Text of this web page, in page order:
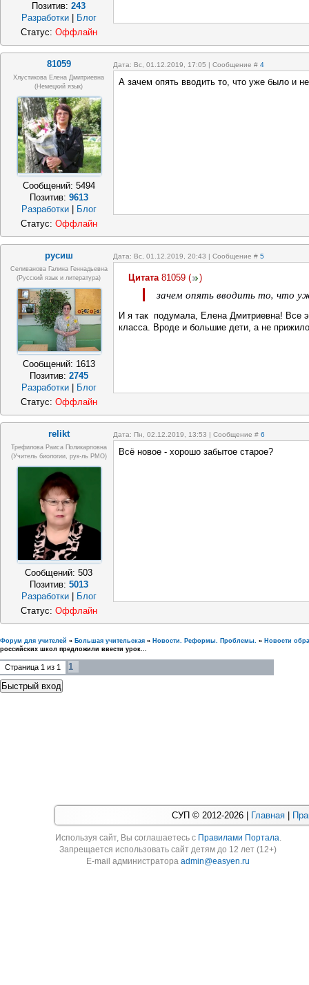
Позитив:243
Разработки
Блог
Статус: Оффлайн
81059 Дата: Вс, 01.12.2019, 17:05 | Сообщение # 4
Хлустикова Елена Дмитриевна
(немецкий язык)
Сообщений: 5494
Позитив: 9613
Разработки
Блог
А зачем опять вводить то, что уже было и
Статус: Оффлайн
русиш Дата: Вс, 01.12.2019, 20:43 | Сообщение # 5
Селиванова Галина Геннадьевна
(русский язык и литература)
Сообщений: 1613
Позитив: 2745
Разработки
Блог
Цитата 81059 ( )
зачем опять вводить то, что
И я так подумала, Елена Дмитриевна! Все
класса. Вроде и большие дети, а не
Статус: Оффлайн
relikt Дата: Пн, 02.12.2019, 13:53 | Сообщение # 6
Трефилова Раиса Поликарповна
(Учитель биологии, рук-ль РМО)
Сообщений:503
Позитив: 5013
Разработки | Блог
Всё новое - хорошо забытое старое?
Статус: Оффлайн
Форум для учителей » Большая учительская » Новости. Реформы. Проблемы. » Новости
российских школ предложили ввести урок...
Страница 1 из 1 1
СУП © 2012-2026 | Главная
Используя cайт, Вы соглашаетесь с Правилами Портала.
Запрещается использовать сайт детям до 12 лет (12+)
E-mail администратораadmin@easyen.ru